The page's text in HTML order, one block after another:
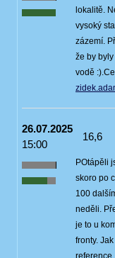
lokalitě.
vysoký
zázemí.
že by
vodě
26.07.2025
15:00
16,6
POtápěli
skoro po
100
neděli.
je to u
fronty.